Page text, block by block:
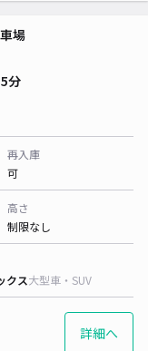
場
分
再入庫
可
高さ
制限なし
クス大型車・SUV
詳細へ